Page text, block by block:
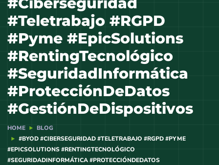
#Teletrabajo #RGPD
#Pyme #EpicSolutions
#RentingTecnológico
#SeguridadInformática
#ProtecciónDeDatos
#GestiónDeDispositivos
HOME
BLOG
#BYOD #CIBERSEGURIDAD #TELETRABAJO #RGPD #PYME
#EPICSOLUTIONS #RENTINGTECNOLÓGICO
#SEGURIDADINFORMÁTICA #PROTECCIÓNDEDATOS